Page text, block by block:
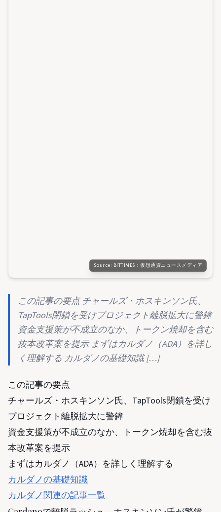
Source: BITTIMES：仮想通貨ニュースメディア
この記事の要点 チャールズ・ホスキンソン氏、
TapTools閉鎖を受けプロジェクト離脱拡大に警鐘
資金支援策が不成立のなか、トークン焼却を含む
抜本改革案を提示 まずはカルダノ（ADA）を詳し
く理解する カルダノの基礎知識 […]
この記事の要点
チャールズ・ホスキンソン氏、TapTools閉鎖を受け
プロジェクト離脱拡大に警鐘
資金支援策が不成立のなか、トークン焼却を含む抜
本改革案を提示
まずはカルダノ（ADA）を詳しく理解する
カルダノの基礎知識
カルダノ関連の記事一覧